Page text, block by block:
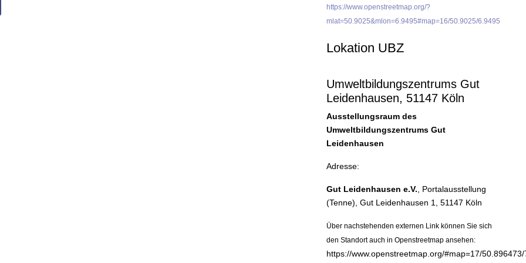
09.07 2026 Vortrag Mit alten Freunden auf Fangreise – 3000 km durch Kamerun
https://www.openstreetmap.org/?
mlat=50.9025&mlon=6.9495#map=16/50.9025/6.9495
Lokation UBZ
Umweltbildungszentrums Gut
Leidenhausen, 51147 Köln
Ausstellungsraum des
Umweltbildungszentrums Gut
Leidenhausen
Adresse:
Gut Leidenhausen e.V. , Portalausstellung
(Tenne), Gut Leidenhausen 1, 51147 Köln
Über nachstehenden externen Link können Sie sich
den Standort auch in Openstreetmap ansehen:
https://www.openstreetmap.org/#map=17/